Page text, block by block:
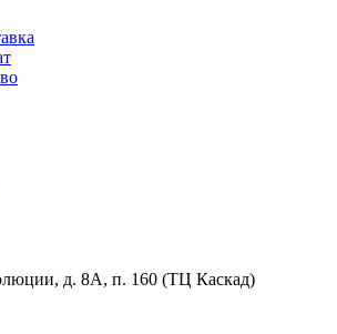
д. 8А, п. 160 (ТЦ Каскад)